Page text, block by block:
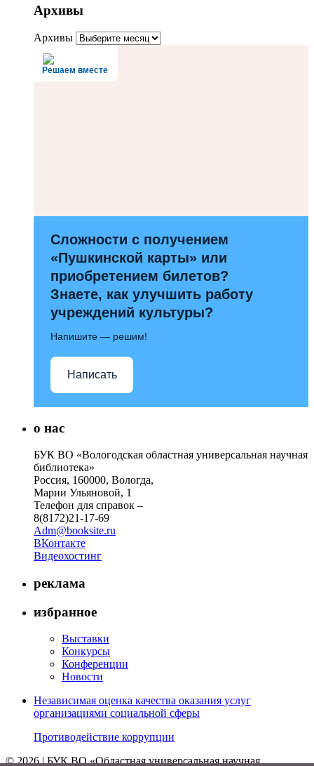
Архивы
Архивы
Решаем вместе
Сложности с получением
«Пушкинской карты» или
приобретением билетов?
Знаете, как улучшить работу
учреждений культуры?
Напишите — решим!
Написать
о нас
БУК ВО «Вологодская областная универсальная научная
библиотека»
Россия, 160000, Вологда,
Марии Ульяновой, 1
Телефон для справок –
8(8172)21-17-69
Adm@booksite.ru
ВКонтакте
Видеохостинг
реклама
избранное
Выставки
Конкурсы
Конференции
Новости
Независимая оценка качества оказания услуг
организациями социальной сферы
Противодействие коррупции
© 2026 | БУК ВО «Областная универсальная научная